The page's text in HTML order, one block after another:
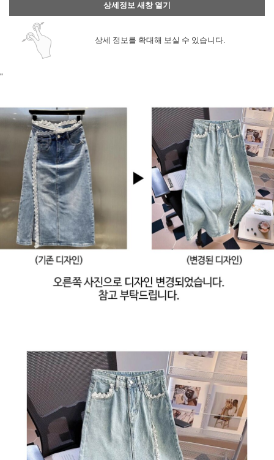
상세정보 새창 열기
상세 정보를 확대해 보실 수 있습니다.
"